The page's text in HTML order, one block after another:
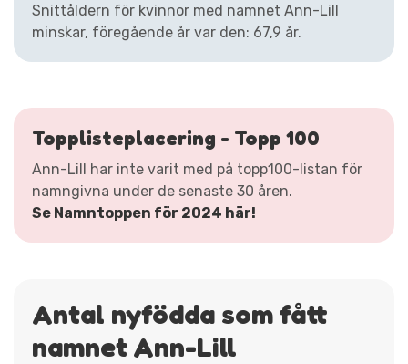
Snittåldern för kvinnor med namnet Ann-Lill
minskar, föregående år var den: 67,9 år.
Topplisteplacering - Topp 100
Ann-Lill har inte varit med på topp100-listan för
namngivna under de senaste 30 åren.
Se Namntoppen för 2024 här!
Antal nyfödda som fått
namnet Ann-Lill